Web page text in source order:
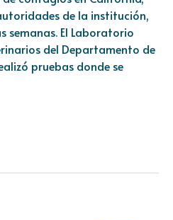
de la institución,
semanas. El Laboratorio
del Departamento de
pruebas donde se